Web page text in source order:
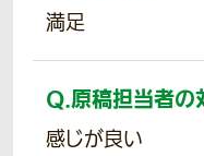
満足
Q.原稿担当者の
感じが良い